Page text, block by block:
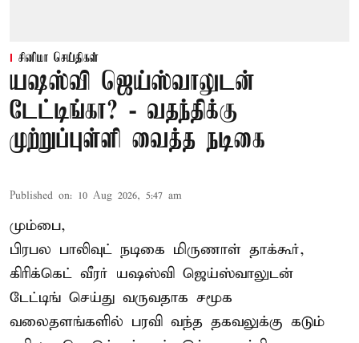
சினிமா செய்திகள்
யஷஸ்வி ஜெய்ஸ்வாலுடன்
டேட்டிங்கா? - வதந்திக்கு
முற்றுப்புள்ளி வைத்த நடிகை
Published on: 10 Aug 2026, 5:47 am
மும்பை,
பிரபல பாலிவுட் நடிகை மிருணாள் தாக்கூர்,
கிரிக்கெட் வீரர் யஷஸ்வி ஜெய்ஸ்வாலுடன்
டேட்டிங் செய்து வருவதாக சமூக
வலைதளங்களில் பரவி வந்த தகவலுக்கு கடும்